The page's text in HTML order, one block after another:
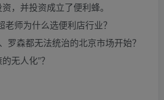
，并投资成立了便利蜂。
老师为什么选便利店行业？
罗森都无法统治的北京市场开始？
无人化”？